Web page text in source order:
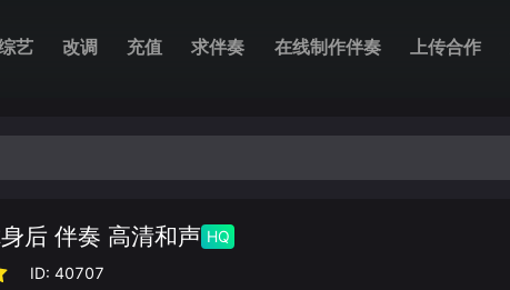
艺 改调 充值 求伴奏 在线制作伴奏 上传合作
后 伴奏 高清和声 HQ
ID:40707